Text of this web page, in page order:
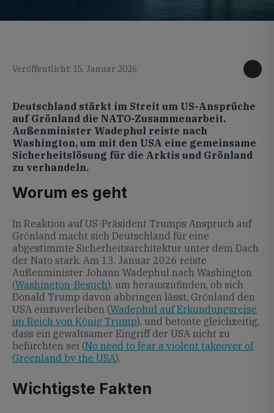
Veröffentlicht: 15. Januar 2026
Deutschland stärkt im Streit um US-Ansprüche
auf Grönland die NATO-Zusammenarbeit.
Außenminister Wadephul reiste nach
Washington, um mit den USA eine gemeinsame
Sicherheitslösung für die Arktis und Grönland
zu verhandeln.
Worum es geht
In Reaktion auf US-Präsident Trumps Anspruch auf
Grönland macht sich Deutschland für eine
abgestimmte Sicherheitsarchitektur unter dem Dach
der Nato stark. Am 13. Januar 2026 reiste
Außenminister Johann Wadephul nach Washington
(Washington-Besuch), um herauszufinden, ob sich
Donald Trump davon abbringen lässt, Grönland den
USA einzuverleiben (Wadephul auf Erkundungsreise
im Reich von König Trump), und betonte gleichzeitig,
dass ein gewaltsamer Eingriff der USA nicht zu
befürchten sei (No need to fear a violent takeover of
Greenland by the USA).
Wichtigste Fakten